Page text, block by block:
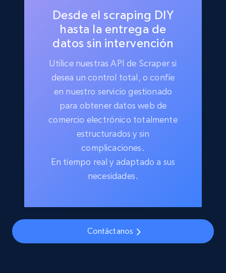
Desde el scraping DIY
hasta la entrega de
datos sin intervención
Utilice nuestras API de Scraper si
desea un control total, o confíe
en nuestro servicio gestionado
para obtener datos web de
comercio electrónico totalmente
estructurados y sin
complicaciones.
En tiempo real y adaptado a sus
necesidades.
Contáctanos